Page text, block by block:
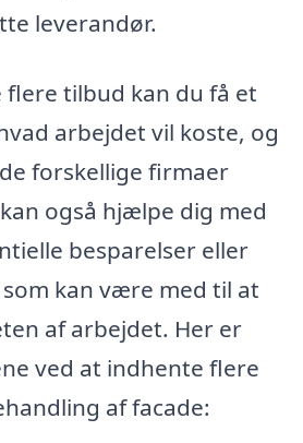
leverandør.
flere tilbud kan du få et
arbejdet vil koste, og
forskellige firmaer
også hjælpe dig med
besparelser eller
kan være med til at
af arbejdet. Her er
ved at indhente flere
af facade: